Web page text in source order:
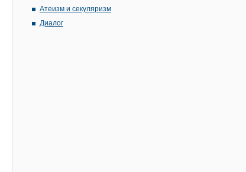
Атеизм и секуляризм
Диалог